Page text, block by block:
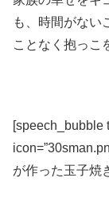
も、時間がない
ことなく抱っこ
[speech_bubble
が作った玉子焼